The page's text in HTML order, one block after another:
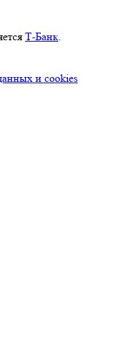
Т-Банк.
и cookies